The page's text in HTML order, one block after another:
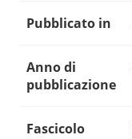
Pubblicato in
Anno di
pubblicazione
Fascicolo